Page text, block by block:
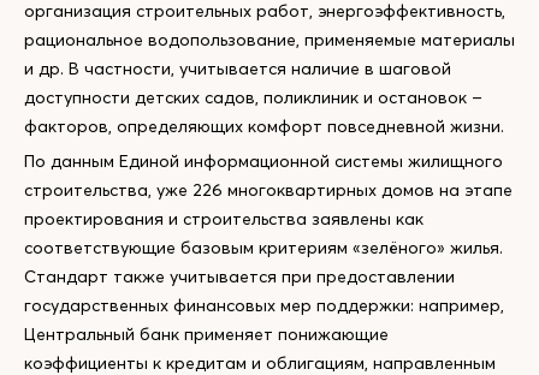
организация строительных работ, энергоэффективность,
рациональное водопользование, применяемые материалы
и др. В частности, учитывается наличие в шаговой
доступности детских садов, поликлиник и остановок –
факторов, определяющих комфорт повседневной жизни.
По данным Единой информационной системы жилищного
строительства, уже 226 многоквартирных домов на этапе
проектирования и строительства заявлены как
соответствующие базовым критериям «зелёного» жилья.
Стандарт также учитывается при предоставлении
государственных финансовых мер поддержки: например,
Центральный банк применяет понижающие
коэффициенты к кредитам и облигациям, направленным